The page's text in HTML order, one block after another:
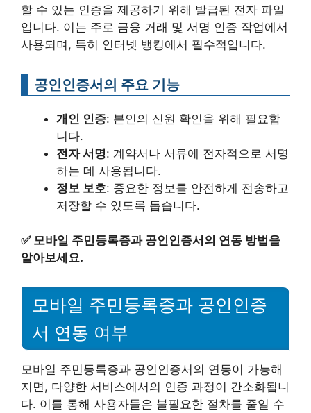
할 수 있는 인증을 제공하기 위해 발급된 전자 파일
입니다. 이는 주로 금융 거래 및 서명 인증 작업에서
사용되며, 특히 인터넷 뱅킹에서 필수적입니다.
공인인증서의 주요 기능
개인 인증: 본인의 신원 확인을 위해 필요합
니다.
전자 서명: 계약서나 서류에 전자적으로 서명
하는 데 사용됩니다.
정보 보호: 중요한 정보를 안전하게 전송하고
저장할 수 있도록 돕습니다.
✅ 모바일 주민등록증과 공인인증서의 연동 방법을
알아보세요.
모바일 주민등록증과 공인인증
서 연동 여부
모바일 주민등록증과 공인인증서의 연동이 가능해
지면, 다양한 서비스에서의 인증 과정이 간소화됩니
다. 이를 통해 사용자들은 불필요한 절차를 줄일 수